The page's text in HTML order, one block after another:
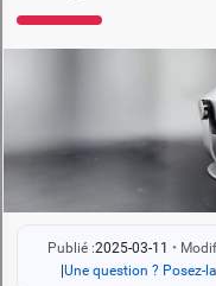
Publié :2025-03-11 •
Une question ? Posez-